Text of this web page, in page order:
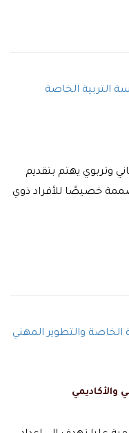
وتربوي يهتم بتقديم
خصيصًا للأفراد ذوي
والأكاديمي